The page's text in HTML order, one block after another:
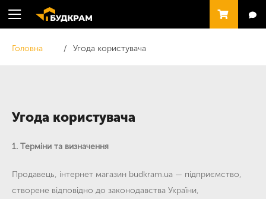
Головна Угода користувача
Угода користувача
1. Терміни та визначення
Продавець, інтернет магазин budkram.ua — підприємство,
створене відповідно до законодавства України,